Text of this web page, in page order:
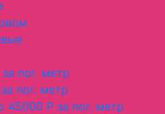
пог. метр
пог. метр
45000 Р за пог. метр